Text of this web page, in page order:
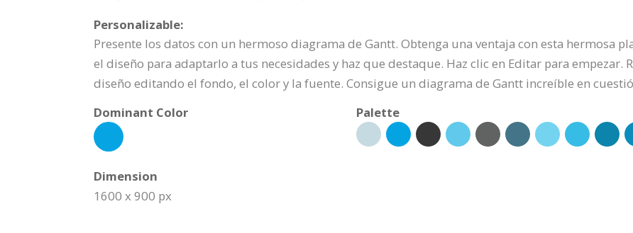
Personalizable:
Presente los datos con un hermoso diagrama de Gantt. Obtenga una ventaja con esta hermosa
el diseño para adaptarlo a tus necesidades y haz que destaque. Haz clic en Editar para empezar.
diseño editando el fondo, el color y la fuente. Consigue un diagrama de Gantt increíble en
Dominant Color
Palette
Dimension
1600 x 900 px